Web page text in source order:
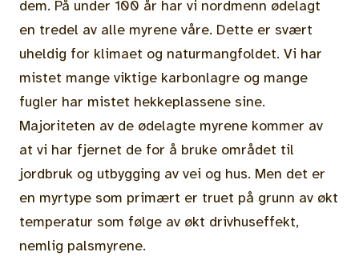
dem. På under 100 år har vi nordmenn ødelagt
en tredel av alle myrene våre. Dette er svært
uheldig for klimaet og naturmangfoldet. Vi har
mistet mange viktige karbonlagre og mange
fugler har mistet hekkeplassene sine.
Majoriteten av de ødelagte myrene kommer av
at vi har fjernet de for å bruke området til
jordbruk og utbygging av vei og hus. Men det er
en myrtype som primært er truet på grunn av økt
temperatur som følge av økt drivhuseffekt,
nemlig palsmyrene.